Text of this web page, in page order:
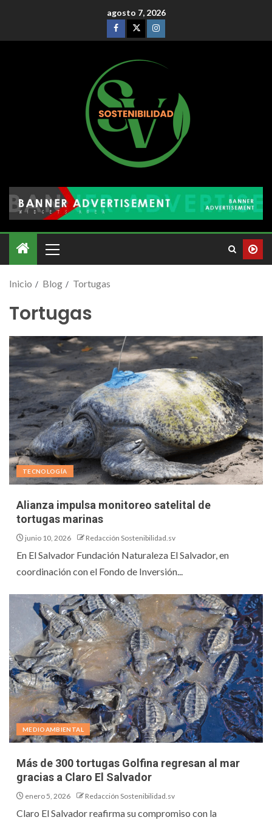
agosto 7, 2026
Inicio Blog Tortugas
Tortugas
TECNOLOGÍA
Alianza impulsa monitoreo satelital de
tortugas marinas
junio 10, 2026 Redacción Sostenibilidad.sv
En El Salvador Fundación Naturaleza El Salvador, en
coordinación con el Fondo de Inversión...
MEDIOAMBIENTAL
Más de 300 tortugas Golfina regresan al mar
gracias a Claro El Salvador
enero 5, 2026 Redacción Sostenibilidad.sv
Claro El Salvador reafirma su compromiso con la